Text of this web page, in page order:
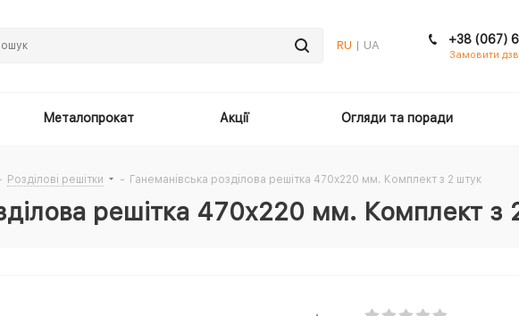
RU | UA +38 (067)
Замовити
Металопрокат Акції Огляди та поради
Розділові решітки - Ганеманівська розділова решітка 470x220 мм. Комплект з 2 штук
решітка 470x220 мм. Комплект з